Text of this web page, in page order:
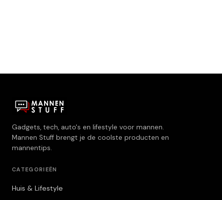
Gadgets, tech, auto's en lifestyle voor mannen.
Mannen Stuff brengt je de coolste producten en
mannentips.
CATEGORIEËN
Huis & Lifestyle